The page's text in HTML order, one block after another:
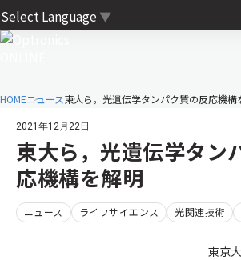
Select Language ▼
HOMEニュース東大ら，光遺伝学タンパク質の反応機構
2021年12月22日
東大ら，光遺伝学タン
応機構を解明
ニュース ライフサイエンス 光関連技術
東京